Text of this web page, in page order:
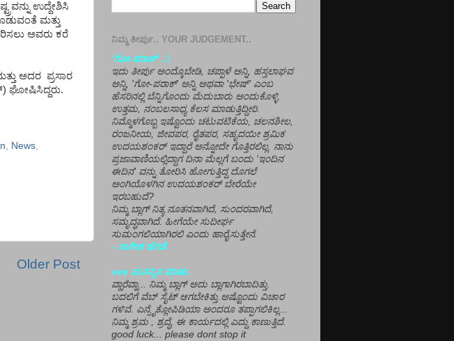
ಉದ್ದೇಶಿಸಿ
ಮತ್ತು
ಅವರು ಕರೆ
ಅದರ ಪ್ರಸಾರ
) ಘೋಷಿಸಿದ್ದರು.
News
Older Post
ನಿಮ್ಮ ತೀರ್ಪು.. YOUR JUDGEMENT..
'ಗೋ-ಪರಾಕ್' ..!
ಇದು ತೀರ್ಪು ಅಂದ್ಕೊಬೇಡಿ, ಚಪ್ಪಾಳೆ ಅನ್ನಿ, ಹಸ್ತಲಾಘವ
ಅನ್ನಿ, 'ಗೋ-ಪರಾಕ್' ಅನ್ನಿ ಅಥವಾ 'ಭೇಷ್' ಎಂಬ
ಹೆಸರಿನಲ್ಲಿ ಬೆನ್ನಿಗೊಂದು ಮೆದುಬಾರು ಅಂದುಕೊಳ್ಳಿ.
ಉತ್ತಮ, ನಂಬಲಸಾಧ್ಯ ಕೆಲಸ ಮಾಡುತ್ತಿದ್ದೀರಿ.
ನಿಮ್ಮೊಳಗೊಬ್ಬ ಇಷ್ಟೊಂದು ಚಟುವಟಿಕೆಯ, ಚಲನಶೀಲ,
ರಂಜನೀಯ, ಜೀವಪರ, ರೈತಪರ, ಸಹೃದಯೀ ಶ್ರಮಿಕ
ಉದಯಶಂಕರ್ ಇದ್ದಾರೆ ಅನ್ನೋದೇ ಗೊತ್ತಿರಲಿಲ್ಲ. ನಾನು
ಪ್ರಜಾವಾಣಿಯಲ್ಲಿದ್ದಾಗ ದಿನಾ ಮೆಲ್ಲಗೆ ಬಂದು 'ಇಂದಿನ
ಈದಿನ' ವನ್ನು ತೋರಿಸಿ ಹೋಗುತ್ತಿದ್ದ ದೊಗಲೆ
ಅಂಗಿಯೊಳಗಿನ ಉದಯಶಂಕರ್ ಬೇರೆಯೇ
ಇರಬಹುದೆ?
ನಿಮ್ಮ ಬ್ಲಾಗ್ ನಿತ್ಯ ನೂತನವಾಗಿದೆ, ಸುಂದರವಾಗಿದೆ,
ಸಮೃದ್ಧವಾಗಿದೆ. ಹೀಗೆಯೇ ಸುದೀರ್ಘ
ಸುಮಂಗಲಿಯಾಗಿರಲಿ ಎಂದು ಹಾರೈಸುತ್ತೇನೆ.
- ನಾಗೇಶ ಹೆಗಡೆ
vee ಮನಸ್ಸಿನ ಮಾತು .
ವ್ಹಾರೆವ್ಹಾ... ನಿಮ್ಮ ಬ್ಲಾಗ್ ಅದು ಬ್ಲಾಗಾಗಿರಬಾದಿತ್ತು.
ಬದಲಿಗೆ ವೆಬ್ ಸೈಟ್ ಆಗಬೇಕಿತ್ತು.ಅಷ್ಟೊಂದು ವಿಚಾರ
ಗಳಿವೆ. ಎನ್ಸೈಕ್ಲೋಪಿಡಿಯಾ ಅಂದರೂ ತಪ್ಪಾಗಲಿಕಿಲ್ಲ...
ನಿಮ್ಮ ಶ್ರಮ , ಶ್ರದ್ಧೆ, ಈ ಕಾರ್ಯದಲ್ಲಿ ಎದ್ದು ಕಾಣುತ್ತಿದೆ.
good luck... please dont stop it